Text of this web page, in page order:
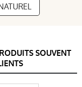
SOUVENT